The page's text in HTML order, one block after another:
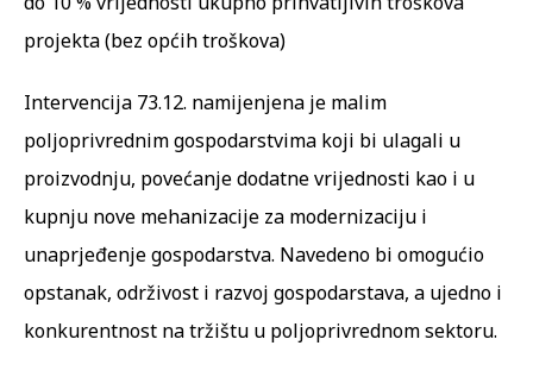
projekta (bez općih troškova)
Intervencija 73.12. namijenjena je malim
poljoprivrednim gospodarstvima koji bi ulagali u
proizvodnju, povećanje dodatne vrijednosti kao i u
kupnju nove mehanizacije za modernizaciju i
unaprjeđenje gospodarstva. Navedeno bi omogućio
opstanak, održivost i razvoj gospodarstava, a ujedno i
konkurentnost na tržištu u poljoprivrednom sektoru.